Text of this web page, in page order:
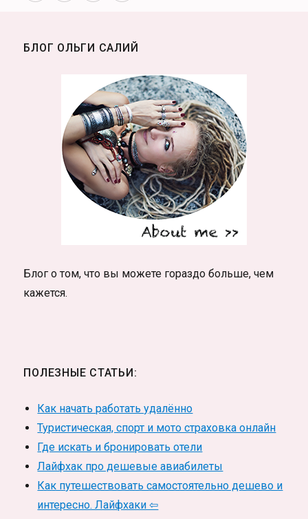
БЛОГ ОЛЬГИ САЛИЙ
Блог о том, что вы можете гораздо больше, чем
кажется.
ПОЛЕЗНЫЕ СТАТЬИ:
Как начать работать удалённо
Туристическая, спорт и мото страховка онлайн
Где искать и бронировать отели
Лайфхак про дешевые авиабилеты
Как путешествовать самостоятельно дешево и
интересно. Лайфхаки ⇦